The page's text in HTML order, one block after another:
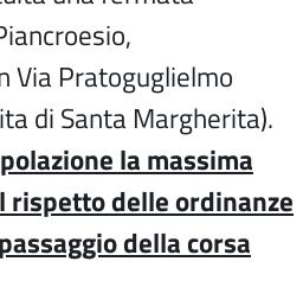
Via Pratoguglielmo
di Santa Margherita).
la massima
rispetto delle ordinanze
della corsa